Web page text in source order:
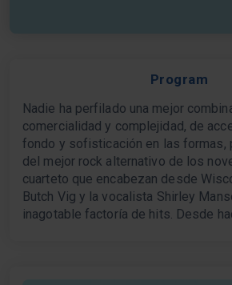
Program
Nadie ha perfilado una mejor
comercialidad y complejidad, de
fondo y sofisticación en las formas,
del mejor rock alternativo de los
cuarteto que encabezan desde
Butch Vig y la vocalista Shirley
inagotable factoría de hits. Desde